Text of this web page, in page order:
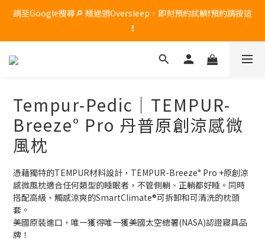
🔥 席夢思黑標頂級記憶枕限時優惠！原價 $8,800，現在享 85 折，
只到 7/31，現貨數量有限，售完為止！
請至Google搜尋🔎 睡過頭Oversleep，即刻預約試躺❗預約請按這
❗
🔥 席夢思黑標頂級記憶枕限時優惠！原價 $8,800，現在享 85 折，
Tempur-Pedic｜TEMPUR-
Breeze° Pro 丹普原創涼感微
風枕
憑藉獨特的TEMPUR材料設計，TEMPUR-Breeze° Pro +原創涼
感微風枕適合任何類型的睡眠者，不管側躺、正躺都好睡。同時
搭配高級、觸感涼爽的SmartClimate®可拆卸和可清洗的枕頭
套。
美國原裝進口，唯一獲得唯一獲美國太空總署(NASA)認證寢具品
牌！